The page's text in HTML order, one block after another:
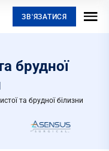
ЗВ'ЯЗАТИСЯ
брудної
та брудної білизни